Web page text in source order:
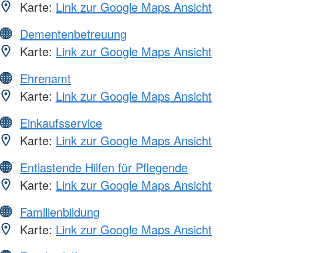
Karte: Link zur Google Maps Ansicht
Dementenbetreuung
Karte: Link zur Google Maps Ansicht
Ehrenamt
Karte: Link zur Google Maps Ansicht
Einkaufsservice
Karte: Link zur Google Maps Ansicht
Entlastende Hilfen für Pflegende
Karte: Link zur Google Maps Ansicht
Familienbildung
Karte: Link zur Google Maps Ansicht